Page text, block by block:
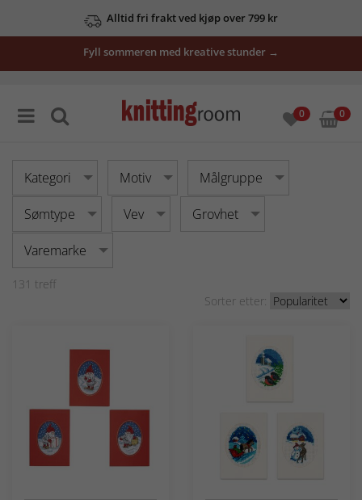
Alltid fri frakt ved kjøp over 799 kr
Se våre tilbud her
Fyll sommeren med kreative stunder →
0 0
Kategori Motiv Målgruppe
Sømtype Vev Grovhet
Varemarke
131 treff
Sorter etter: